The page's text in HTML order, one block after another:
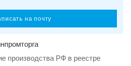
на почту
производства РФ в реестре